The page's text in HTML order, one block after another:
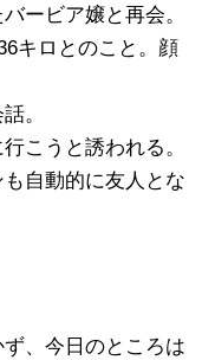
ービア嬢と再会。
キロとのこと。顔
。
こうと誘われる。
自動的に友人とな
、今日のところは